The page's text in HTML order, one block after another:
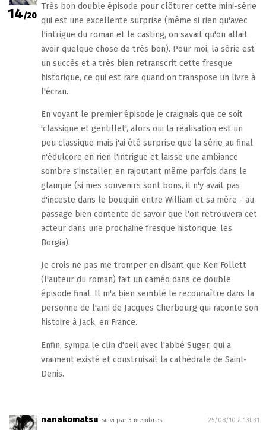
14/20
Très bon double épisode pour clôturer cette mini-série
qui est une excellente surprise (même si rien qu'avec
l'intrigue du roman et le casting, on savait qu'on allait
avoir quelque chose de très bon). Pour moi, la série est
un succès et a très bien retranscrit cette fresque
historique, ce qui est rare quand on transpose un livre à
l'écran.
En voyant le premier épisode je craignais que ce soit
'classique et gentillet', alors oui la réalisation est un
peu classique mais j'ai été surprise que la série au final
n'édulcore en rien l'intrigue et laisse une ambiance
sombre s'installer, en rajoutant même parfois dans le
glauque (si mes souvenirs sont bons, il n'y avait pas
d'inceste dans le bouquin entre William et sa mère - au
passage bien contente de savoir que l'on retrouvera cet
acteur dans une prochaine fresque historique, les
Borgia).
Je crois ne pas me tromper en disant que Ken Follett
(l'auteur du roman) fait un caméo dans ce double
épisode final. Il m'a bien semblé le reconnaître dans la
personne de l'ami de Jacques Cherbourg qui raconte son
histoire à Jack, en France.
Enfin, sympa le clin d'oeil avec l'abbé Suger, qui a
vraiment existé et construisait la cathédrale de Saint-
Denis.
nanakomatsu suivi par 3 membres 25/08/10 à 13h31